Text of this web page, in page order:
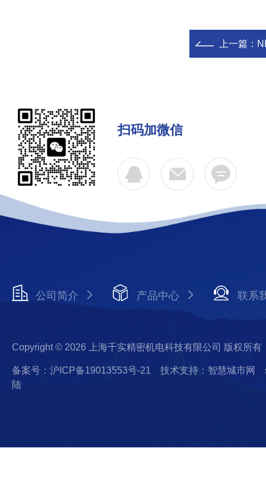
上一篇：
扫码加微信
公司简介 产品中心 联系
Copyright © 2026 上海千实精密机电科技有限公司 版权所有
备案号：沪ICP备19013553号-21 技术支持：智慧城市网
陆